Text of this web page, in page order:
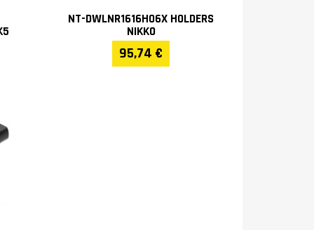
NT-DWLNR1616H06X HOLDERS
NIKKO
95,74 €